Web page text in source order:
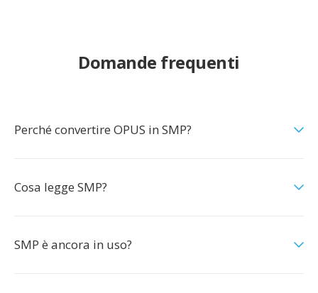
Domande frequenti
Perché convertire OPUS in SMP?
Cosa legge SMP?
SMP è ancora in uso?